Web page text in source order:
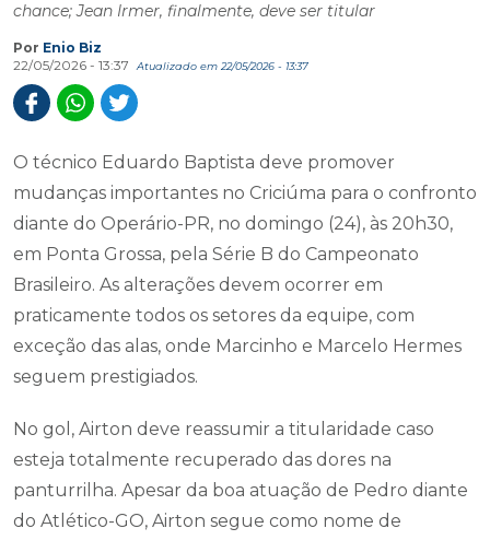
chance; Jean Irmer, finalmente, deve ser titular
Por Enio Biz
22/05/2026 - 13:37
Atualizado em 22/05/2026 - 13:37
O técnico Eduardo Baptista deve promover
mudanças importantes no Criciúma para o confronto
diante do Operário-PR, no domingo (24), às 20h30,
em Ponta Grossa, pela Série B do Campeonato
Brasileiro. As alterações devem ocorrer em
praticamente todos os setores da equipe, com
exceção das alas, onde Marcinho e Marcelo Hermes
seguem prestigiados.
No gol, Airton deve reassumir a titularidade caso
esteja totalmente recuperado das dores na
panturrilha. Apesar da boa atuação de Pedro diante
do Atlético-GO, Airton segue como nome de